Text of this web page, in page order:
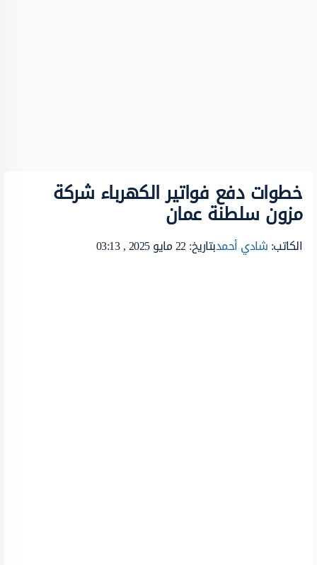
خطوات دفع فواتير الكهرباء شركة
مزون سلطنة عمان
الكاتب:شادي أحمدبتاريخ: 22 مايو 2025 , 03:13